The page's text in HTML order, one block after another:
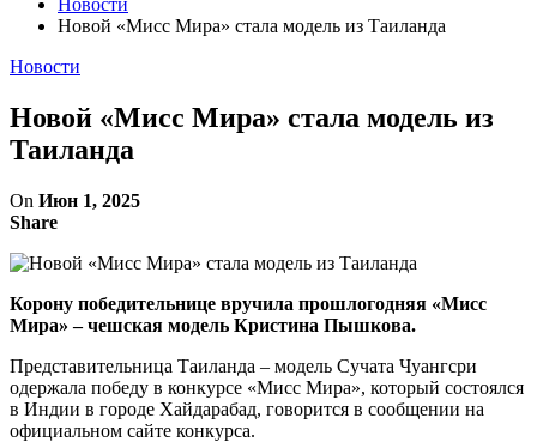
Новости
Новой «Мисс Мира» стала модель из Таиланда
Новости
Новой «Мисс Мира» стала модель из
Таиланда
On Июн 1, 2025
Share
Корону победительнице вручила прошлогодняя «Мисс
Мира» – чешская модель Кристина Пышкова.
Представительница Таиланда – модель Сучата Чуангсри
одержала победу в конкурсе «Мисс Мира», который состоялся
в Индии в городе Хайдарабад, говорится в сообщении на
официальном сайте конкурса.